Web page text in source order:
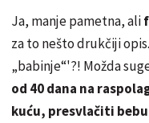
Ja, manje pametna, ali
za to nešto drukčiji
„babinje“'?! Možda
od 40 dana na
kuću, presvlačiti